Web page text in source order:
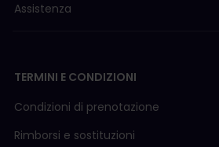
Assistenza
TERMINI E CONDIZIONI
Condizioni di prenotazione
Rimborsi e sostituzioni